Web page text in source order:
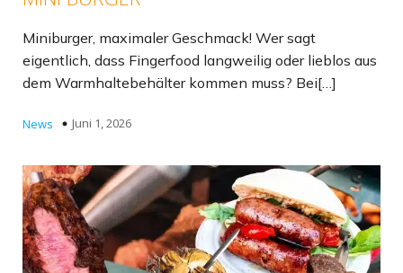
Miniburger, maximaler Geschmack! Wer sagt
eigentlich, dass Fingerfood langweilig oder lieblos aus
dem Warmhaltebehälter kommen muss? Bei[…]
News Juni 1, 2026